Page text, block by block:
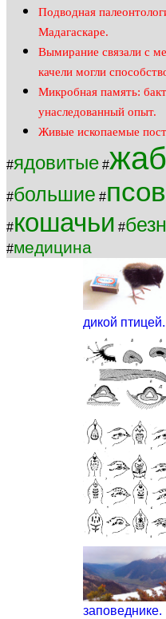
Подводная
Мадагаскаре.
Вымирание связали с
качели могли
Микробная память:
унаследованный опыт.
Живые ископаемые
#ядовитые #
#большие #
#кошачьи #
#медицина
дикой птицей.
заповеднике.